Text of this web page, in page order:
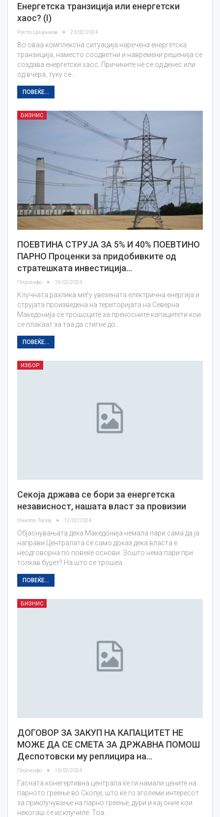
Енергетска транзиција или енергетски
хаос? (I)
Ристо Цицонков 23/02/2024
Во оваа комплексна ситуација наречена енергетска
транзиција, наместо соодветни и навремени решенија се
создава енергетски хаос. Причините не се од денес или
од вчера, туку се…
ПОВЕЌЕ...
БИЗНИС
ПОЕВТИНА СТРУЈА ЗА 5% И 40% ПОЕВТИНО
ПАРНО Проценки за придобивките од
стратешката инвестиција…
Плусинфо 19/02/2024
Клучната разлика меѓу увезената електрична енергија и
струјата произведена на територијата на Северна
Македонија се трошоците за преносните капацитети кои
се плаќаат за таа да стигне до…
ПОВЕЌЕ...
ИЗБОР
Секоја држава се бори за енергетска
независност, нашата власт за провизии
Никола Тасев 12/02/2024
Објаснувањата дека Македонија немала пари сама да ја
направи Централата се само доказ дека власта е
неодговорна по повеќе основи. Зошто нема пари при
толкав буџет? На што се трошеа…
ПОВЕЌЕ...
БИЗНИС
ДОГОВОР ЗА ЗАКУП НА КАПАЦИТЕТ НЕ
МОЖЕ ДА СЕ СМЕТА ЗА ДРЖАВНА ПОМОШ
Деспотовски му реплицира на…
Плусинфо 10/02/2024
Гасната конегертивна централа ќе ги намали цените на
парното греење во Скопје, што ќе го зголеми интересот
за приклучување на парно греење, дури и кај оние кои
некогаш се исклучиле. Тоа…